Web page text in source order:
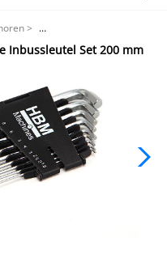
>
Set 200 mm met Extra
Inbussleutel Set 200 mm